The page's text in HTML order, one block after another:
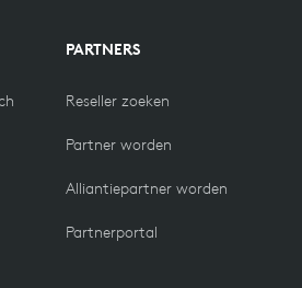
PARTNERS
Reseller zoeken
Partner worden
Alliantiepartner worden
Partnerportal